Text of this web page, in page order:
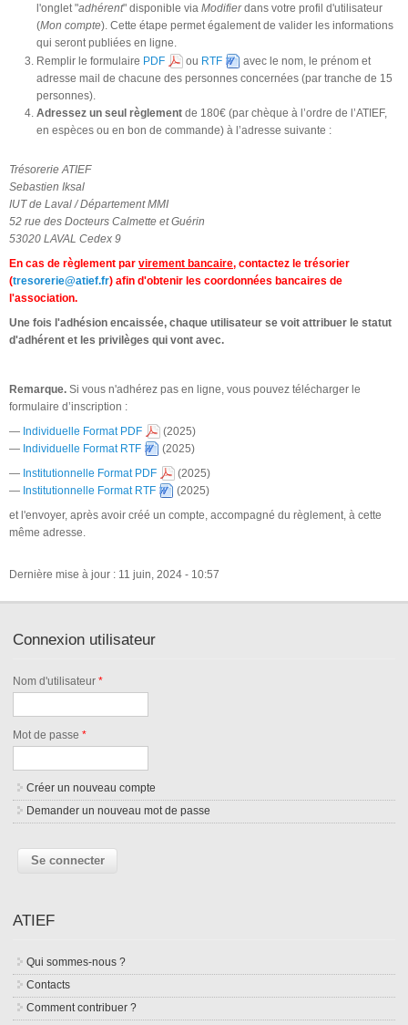
l'onglet "adhérent" disponible via Modifierdans votre profil d'utilisateur
(Mon compte). Cette étape permet également de valider les informations
qui seront publiées en ligne.
Remplir le formulaire PDF ou RTF
avec le nom, le prénom et
adresse mail de chacune des personnes concernées (par tranche de 15
personnes).
Adressez un seul règlement de 180€ (par chèque à l’ordre de l’ATIEF,
en espèces ou en bon de commande) à l’adresse suivante :
Trésorerie ATIEF
Sebastien Iksal
IUT de Laval / Département MMI
52 rue des Docteurs Calmette et Guérin
53020 LAVAL Cedex 9
En cas de règlement par virement bancaire, contactez le trésorier
(tresorerie@atief.fr) afin d'obtenir les coordonnées bancaires de
l'association.
Une fois l'adhésion encaissée, chaque utilisateur se voit attribuer le statut
d'adhérent et les privilèges qui vont avec.
Remarque. Si vous n'adhérez pas en ligne, vous pouvez télécharger le
formulaire d’inscription :
— Individuelle Format PDF
(2025)
— Individuelle Format RTF
(2025)
— Institutionnelle Format PDF
(2025)
— Institutionnelle Format RTF
(2025)
et l'envoyer, après avoir créé un compte, accompagné du règlement, à cette
même adresse.
Dernière mise à jour : 11 juin, 2024 - 10:57
Connexion utilisateur
Nom d'utilisateur*
Mot de passe*
Créer un nouveau compte
Demander un nouveau mot de passe
ATIEF
Qui sommes-nous ?
Contacts
Comment contribuer ?